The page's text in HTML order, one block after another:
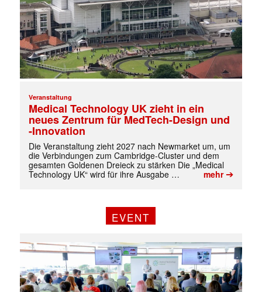
Veranstaltung
Medical Technology UK zieht in ein
neues Zentrum für MedTech-Design und
-Innovation
Die Veranstaltung zieht 2027 nach Newmarket um, um
die Verbindungen zum Cambridge-Cluster und dem
gesamten Goldenen Dreieck zu stärken Die „Medical
Technology UK“ wird für ihre Ausgabe …
mehr➔
EVENT